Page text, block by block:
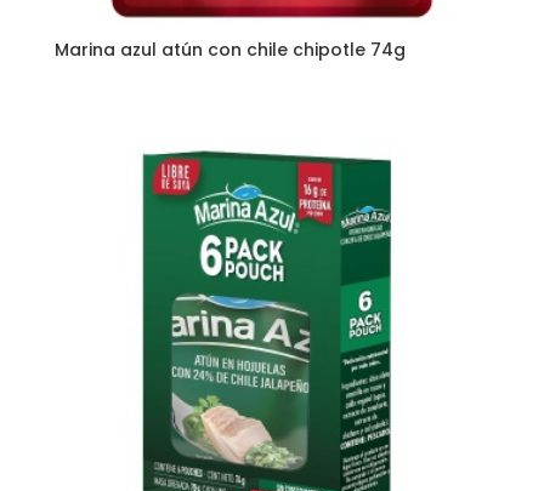
Marina azul atún con chile chipotle 74g